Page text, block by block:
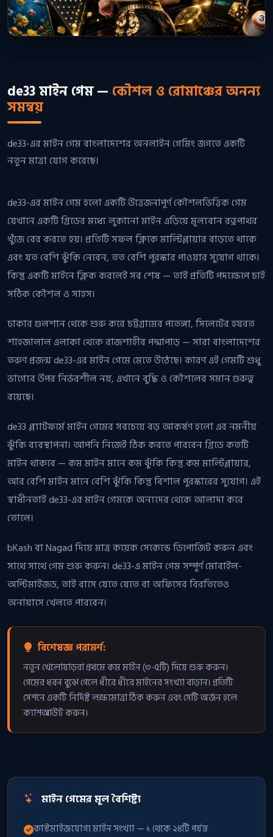
de33 মাইন গেম — কৌশল ও রোমাঞ্চের অনন্য
সমন্বয়
de33-এর মাইন গেম বাংলাদেশের অনলাইন গেমিং জগতে একটি
নতুন মাত্রা যোগ করেছে।
de33-এর মাইন গেম হলো একটি উত্তেজনাপূর্ণ কৌশলভিত্তিক গেম
যেখানে একটি গ্রিডের মধ্যে লুকানো মাইন এড়িয়ে মূল্যবান রত্নপাথর
খুঁজে বের করতে হয়। প্রতিটি সফল ক্লিকে মাল্টিপ্লায়ার বাড়তে থাকে
এবং যত বেশি ঝুঁকি নেবেন, তত বেশি পুরস্কার পাওয়ার সুযোগ থাকে।
কিন্তু একটি মাইনে ক্লিক করলেই সব শেষ — তাই প্রতিটি পদক্ষেপে চাই
সঠিক কৌশল ও সাহস।
ঢাকার গুলশান থেকে শুরু করে চট্টগ্রামের পতেঙ্গা, সিলেটের হযরত
শাহজালাল এলাকা থেকে রাজশাহীর পদ্মাপাড় — সারা বাংলাদেশের
তরুণ প্রজন্ম de33-এর মাইন গেমে মেতে উঠেছে। কারণ এই গেমটি শুধু
ভাগ্যের উপর নির্ভরশীল নয়, এখানে বুদ্ধি ও কৌশলের সমান গুরুত্ব
রয়েছে।
de33 প্ল্যাটফর্মে মাইন গেমের সবচেয়ে বড় আকর্ষণ হলো এর নমনীয়
ঝুঁকি ব্যবস্থাপনা। আপনি নিজেই ঠিক করতে পারবেন গ্রিডে কতটি
মাইন থাকবে — কম মাইন মানে কম ঝুঁকি কিন্তু কম মাল্টিপ্লায়ার,
আর বেশি মাইন মানে বেশি ঝুঁকি কিন্তু বিশাল পুরস্কারের সুযোগ। এই
স্বাধীনতাই de33-এর মাইন গেমকে অন্যদের থেকে আলাদা করে
তোলে।
bKash বা Nagad দিয়ে মাত্র কয়েক সেকেন্ডে ডিপোজিট করুন এবং
সাথে সাথে গেম শুরু করুন। de33-এ মাইন গেম সম্পূর্ণ মোবাইল-
অপ্টিমাইজড, তাই বাসে যেতে যেতে বা অফিসের বিরতিতেও
অনায়াসে খেলতে পারবেন।
বিশেষজ্ঞ পরামর্শ:
নতুন খেলোয়াড়রা প্রথমে কম মাইন (৩-৫টি) দিয়ে শুরু করুন।
গেমের ধরন বুঝে গেলে ধীরে ধীরে মাইনের সংখ্যা বাড়ান। প্রতিটি
সেশনে একটি নির্দিষ্ট লক্ষ্যমাত্রা ঠিক করুন এবং সেটি অর্জন হলে
ক্যাশআউট করুন।
মাইন গেমের মূল বৈশিষ্ট্য
কাস্টমাইজযোগ্য মাইন সংখ্যা — ১ থেকে ২৪টি পর্যন্ত